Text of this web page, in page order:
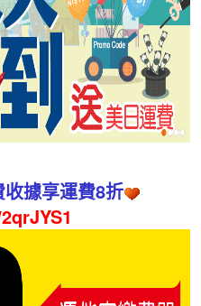
據享運費8折